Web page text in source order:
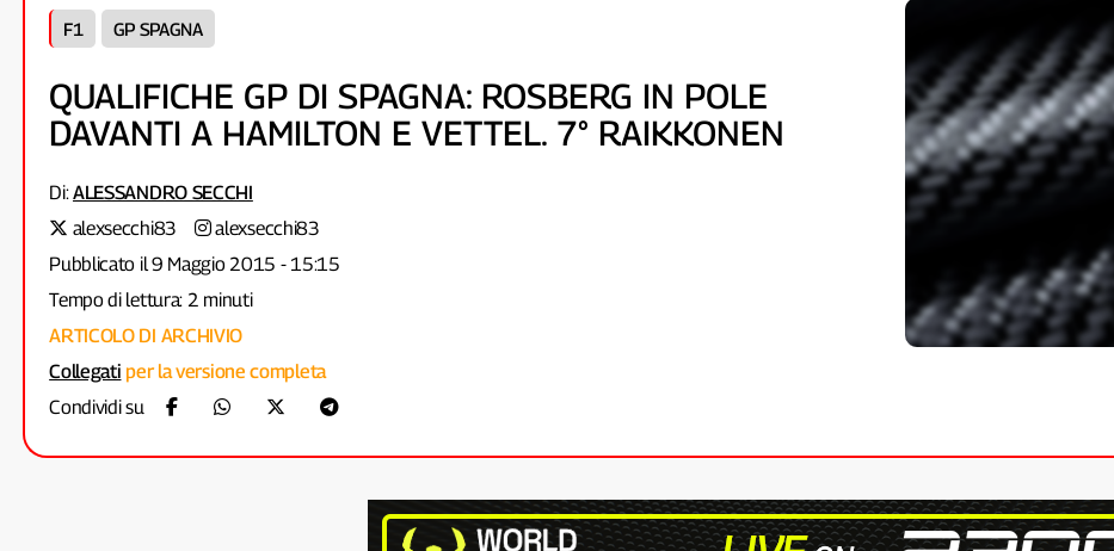
F1 GP SPAGNA
QUALIFICHE GP DI SPAGNA: ROSBERG IN POLE
DAVANTI A HAMILTON E VETTEL. 7° RAIKKONEN
Di:ALESSANDRO SECCHI
alexsecchi83
alexsecchi83
Pubblicato il 9 Maggio 2015 - 15:15
Tempo di lettura: 2 minuti
ARTICOLO DI ARCHIVIO
Collegati per la versione completa
Condividi su